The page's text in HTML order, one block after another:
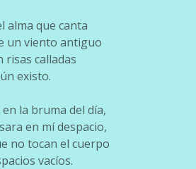
alma que canta
un viento antiguo
risas calladas
existo.
la bruma del día,
en mí despacio,
no tocan el cuerpo
vacíos.